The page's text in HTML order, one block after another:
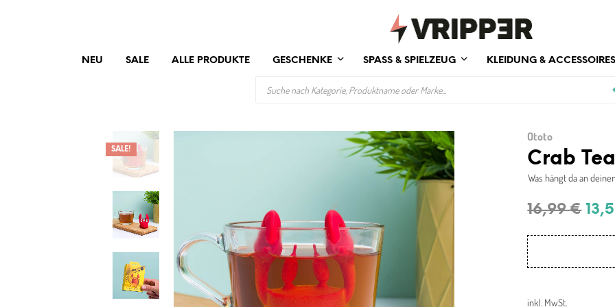
NEU SALE ALLE PRODUKTE GESCHENKE SPASS & SPIELZEUG KLEIDUNG & ACCESSOIRES
SALE!
Ototo
Crab
Was hängt da an
16,99€
inkl. MwSt.